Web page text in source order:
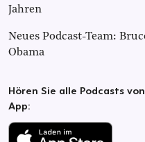
Jahren
Neues Podcast-Team:
Obama
Hören Sie alle Podcasts
App: